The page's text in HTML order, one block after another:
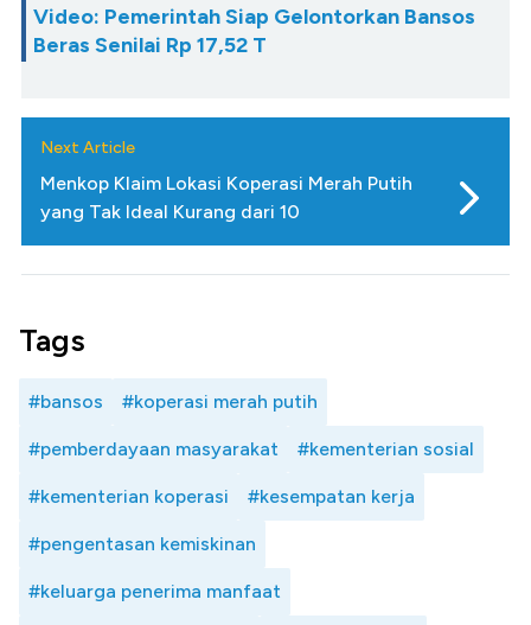
Video: Pemerintah Siap Gelontorkan Bansos
Beras Senilai Rp 17,52 T
Next Article
Menkop Klaim Lokasi Koperasi Merah Putih
yang Tak Ideal Kurang dari 10
Tags
#bansos #koperasi merah putih
#pemberdayaan masyarakat #kementerian sosial
#kementerian koperasi #kesempatan kerja
#pengentasan kemiskinan
#keluarga penerima manfaat